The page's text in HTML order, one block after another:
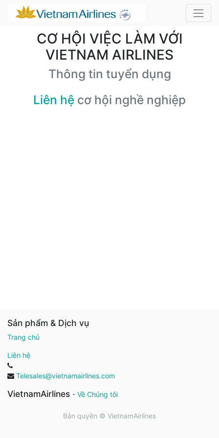
CƠ HỘI VIỆC LÀM VỚI
VIETNAM AIRLINES
Thông tin tuyển dụng
Liên hệ cơ hội nghề nghiệp
Sản phẩm & Dịch vụ
Trang chủ
Liên hệ
Telesales@vietnamairlines.com
VietnamAirlines - Về Chúng tôi
Bản quyền © VietnamAirlines